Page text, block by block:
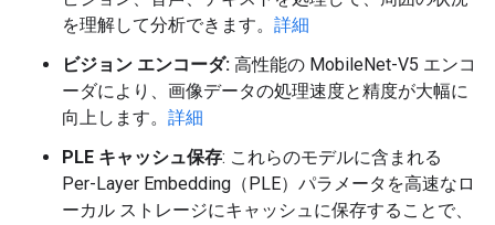
を理解して分析できます。 詳細
ビジョン エンコーダ: 高性能の MobileNet-V5 エンコ
ーダにより、画像データの処理速度と精度が大幅に
向上します。 詳細
PLE キャッシュ保存: これらのモデルに含まれる
Per-Layer Embedding（PLE）パラメータを高速なロ
ーカル ストレージにキャッシュに保存することで、